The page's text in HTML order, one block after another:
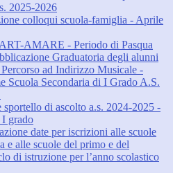
2025-2026
colloqui scuola-famiglia - Aprile
AMARE - Periodo di Pasqua
Graduatoria degli alunni
Percorso ad Indirizzo Musicale -
Scuola Secondaria di I Grado A.S.
di ascolto a.s. 2024-2025 -
I grado
date per iscrizioni alle scuole
e alle scuole del primo e del
di istruzione per l’anno scolastico